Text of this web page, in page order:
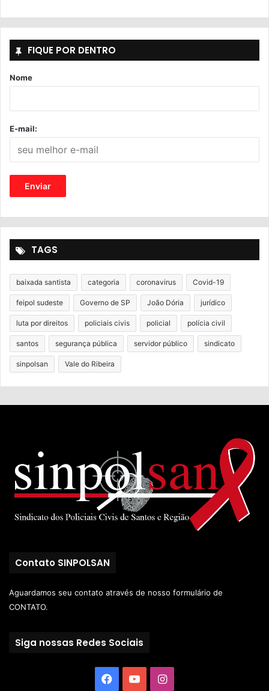
FIQUE POR DENTRO
Nome
E-mail:
TAGS
baixada santista categoria coronavirus Covid-19
feipol sudeste Governo de SP João Dória jurídico
luta por direitos policiais civis policial polícia civil
santos segurança pública servidor público sindicato
sinpolsan Vale do Ribeira
Contato SINPOLSAN
Aguardamos seu contato através de nosso formulário de
CONTATO.
Siga nossas Redes Sociais